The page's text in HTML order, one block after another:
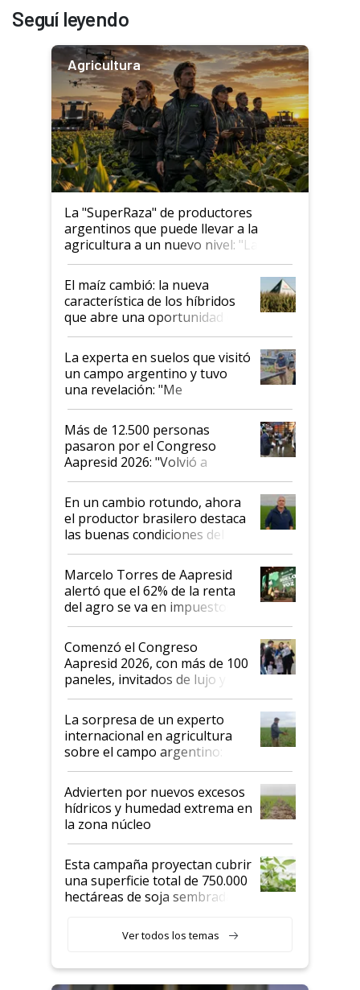
Seguí leyendo
Agricultura
La "SuperRaza" de productores
argentinos que puede llevar a la
agricultura a un nuevo nivel: "Las
posibilidades de crecimiento son
infinitas"
El maíz cambió: la nueva
característica de los híbridos
que abre una oportunidad en
el lote
La experta en suelos que visitó
un campo argentino y tuvo
una revelación: "Me
impresionó mucho"
Más de 12.500 personas
pasaron por el Congreso
Aapresid 2026: "Volvió a
demostrar que hablar del
suelo es hablar de todo el
sistema productivo"
En un cambio rotundo, ahora
el productor brasilero destaca
las buenas condiciones del
agro argentino para invertir:
"Los veo más motivados"
Marcelo Torres de Aapresid
alertó que el 62% de la renta
del agro se va en impuestos:
"No es bueno que en
Argentina se sigan discutiendo
las mismas cosas de hace 50
años"
Comenzó el Congreso
Aapresid 2026, con más de 100
paneles, invitados de lujo y
todas las tendencias
La sorpresa de un experto
internacional en agricultura
sobre el campo argentino:
"Estoy muy impresionado"
Advierten por nuevos excesos
hídricos y humedad extrema en
la zona núcleo
Esta campaña proyectan cubrir
una superficie total de 750.000
hectáreas de soja sembradas
variedades que marcan un
salto tecnológico en genética y
Ver todos los temas